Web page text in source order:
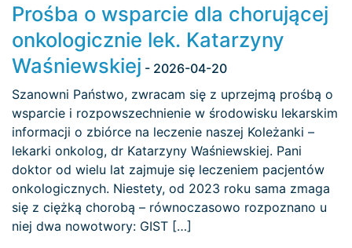
Prośba o wsparcie dla chorującej
onkologicznie lek. Katarzyny
Waśniewskiej - 2026-04-20
Szanowni Państwo, zwracam się z uprzejmą prośbą o
wsparcie i rozpowszechnienie w środowisku lekarskim
informacji o zbiórce na leczenie naszej Koleżanki –
lekarki onkolog, dr Katarzyny Waśniewskiej. Pani
doktor od wielu lat zajmuje się leczeniem pacjentów
onkologicznych. Niestety, od 2023 roku sama zmaga
się z ciężką chorobą – równoczasowo rozpoznano u
niej dwa nowotwory: GIST […]